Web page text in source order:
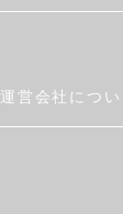
運営会社につい